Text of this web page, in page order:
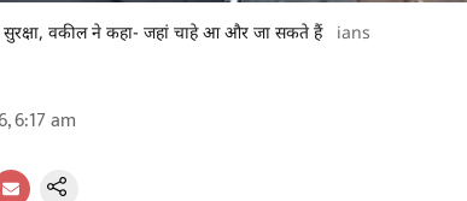
सुरक्षा, वकील ने कहा- जहां चाहे आ और जा सकते हैं ians
6:17 am